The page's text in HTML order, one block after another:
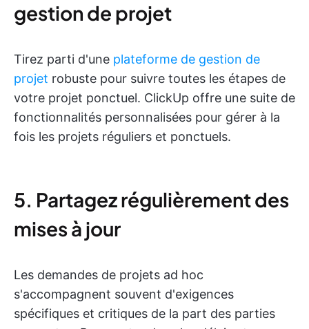
gestion de projet
Tirez parti d'une plateforme de gestion de
projet robuste pour suivre toutes les étapes de
votre projet ponctuel. ClickUp offre une suite de
fonctionnalités personnalisées pour gérer à la
fois les projets réguliers et ponctuels.
5. Partagez régulièrement des
mises à jour
Les demandes de projets ad hoc
s'accompagnent souvent d'exigences
spécifiques et critiques de la part des parties